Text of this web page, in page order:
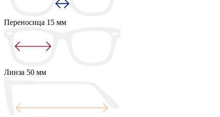
Переносица 15 мм
Линза 50 мм